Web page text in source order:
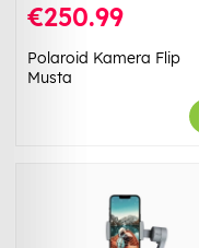
€250.99
Polaroid Kamera Flip
Musta